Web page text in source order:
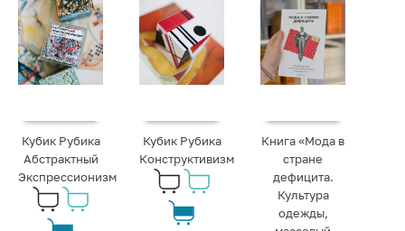
Кубик Рубика
Абстрактный
Экспрессионизм
Кубик Рубика
Конструктивизм
Книга «Мода в
стране
дефицита.
Культура
одежды,